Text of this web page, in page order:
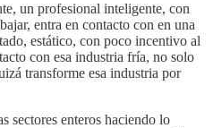
un profesional inteligente, con
entra en contacto con en una
estático, con poco incentivo al
con esa industria fría, no solo
transforme esa industria por
sectores enteros haciendo lo